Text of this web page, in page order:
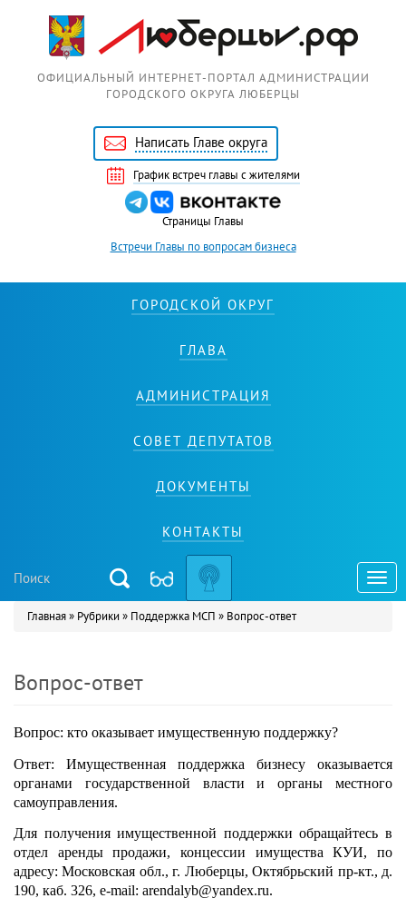
ОФИЦИАЛЬНЫЙ ИНТЕРНЕТ-ПОРТАЛ АДМИНИСТРАЦИИ
ГОРОДСКОГО ОКРУГА ЛЮБЕРЦЫ
Написать Главе округа
График встреч главы с жителями
Страницы Главы
Встречи Главы по вопросам бизнеса
ГОРОДСКОЙ ОКРУГ
ГЛАВА
АДМИНИСТРАЦИЯ
СОВЕТ ДЕПУТАТОВ
ДОКУМЕНТЫ
КОНТАКТЫ
Вы здесь
Главная» Рубрики » Поддержка МСП » Вопрос-ответ
Вопрос-ответ
Вопрос: кто оказывает имущественную поддержку?
Ответ: Имущественная поддержка бизнесу оказывается
органами государственной власти и органы местного
самоуправления.
Для получения имущественной поддержки обращайтесь в
отдел аренды продажи, концессии имущества КУИ, по
адресу: Московская обл., г. Люберцы, Октябрьский пр-кт., д.
190, каб. 326, e-mail: arendalyb@yandex.ru.